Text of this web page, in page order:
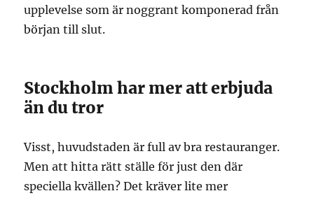
upplevelse som är noggrant komponerad från
början till slut.
Stockholm har mer att erbjuda
än du tror
Visst, huvudstaden är full av bra restauranger.
Men att hitta rätt ställe för just den där
speciella kvällen? Det kräver lite mer